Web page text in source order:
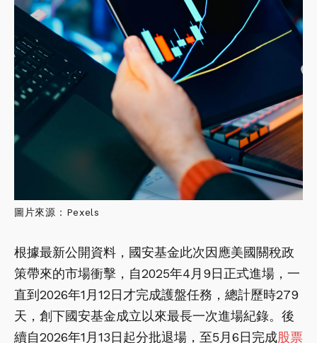
圖片來源：Pexels
根據最新公開資料，國安基金此次因應美國關稅政
策帶來的市場衝擊，自2025年4月9日正式進場，一
直到2026年1月12日才完成護盤任務，總計歷時279
天，創下國安基金成立以來最長一次進場紀錄。後
續自2026年1月13日起分批退場，至5月6日完成股票